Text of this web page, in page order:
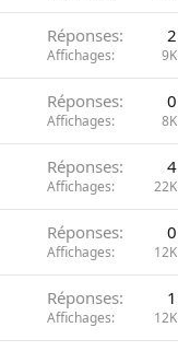
t
Réponses 2
Affichages 9K
Réponses 0
Affichages 8K
Réponses 4
Affichages 22K
Réponses 0
Affichages 12K
Réponses 1
Affichages 12K